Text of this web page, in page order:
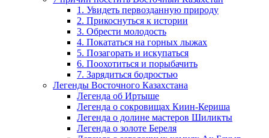
1. Увидеть первозданную природу
2. Прикоснуться к истории
3. Обрести молодость
4. Покататься на горных лыжах
5. Позагорать и искупаться
6. Поохотиться и порыбачить
7. Зарядиться бодростью
Легенды Восточного Казахстана
Легенда об Иртыше
Легенда о сокровищах Киин-Кериша
Легенда о долине мастеров Шиликты
Легенда о золоте Береля